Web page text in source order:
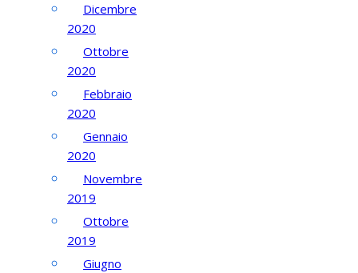
Dicembre
2020
Ottobre
2020
Febbraio
2020
Gennaio
2020
Novembre
2019
Ottobre
2019
Giugno